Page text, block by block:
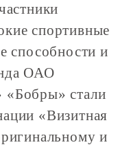
спортивные
способности и
ОАО
«Бобры» стали
«Визитная
и